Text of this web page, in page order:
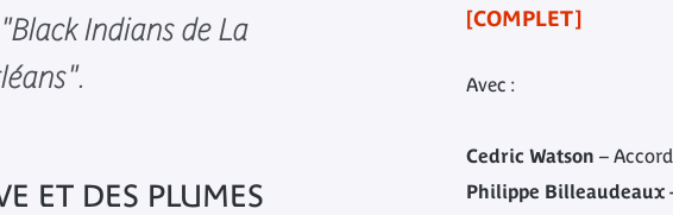
Indians de La
ET DES PLUMES
[COMPLET]
Avec :
Cedric Watson –
Philippe Billeaudeaux